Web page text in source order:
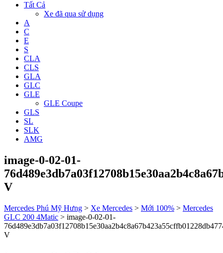
Tất Cả
Xe đã qua sử dụng
A
C
E
S
CLA
CLS
GLA
GLC
GLE
GLE Coupe
GLS
SL
SLK
AMG
image-0-02-01-
V
Mercedes Phú Mỹ Hưng > Xe Mercedes > Mới 100% > Mercedes
GLC 200 4Matic > image-0-02-01-
V